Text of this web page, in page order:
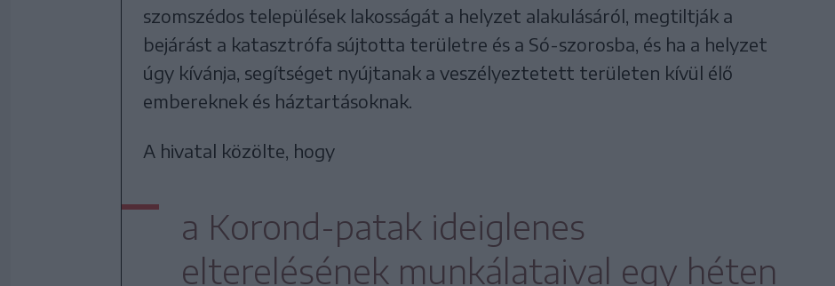
szomszédos települések lakosságát a helyzet alakulásáról, megtiltják a
bejárást a katasztrófa sújtotta területre és a Só-szorosba, és ha a helyzet
úgy kívánja, segítséget nyújtanak a veszélyeztetett területen kívül élő
embereknek és háztartásoknak.
A hivatal közölte, hogy
a Korond-patak ideiglenes
elterelésének munkálataival egy héten